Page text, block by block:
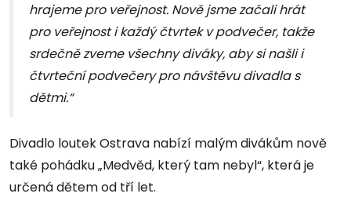
hrajeme pro veřejnost. Nově jsme začali hrát
pro veřejnost i každý čtvrtek v podvečer, takže
srdečně zveme všechny diváky, aby si našli i
čtvrteční podvečery pro návštěvu divadla s
dětmi.“
Divadlo loutek Ostrava nabízí malým divákům nově
také pohádku „Medvěd, který tam nebyl“, která je
určená dětem od tří let.